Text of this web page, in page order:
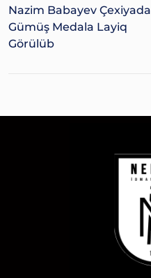
Nazim Babayev Çexiyada
Gümüş Medala Layiq
Görülüb